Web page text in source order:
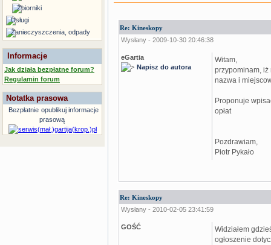
Zbiorniki
Usługi
Zanieczyszczenia, odpady
Informacje
Jak działa bezpłatne forum?
Regulamin forum
Notatka prasowa
Bezpłatnie opublikuj informacje
prasową
Re: Kineskopy
Wysłany - 2009-10-30 20:46:38
eGartia
Napisz do autora
Witam,
przypominam,
nazwa i
Proponuje
opłat
Pozdrawiam,
Piotr Pykało
Re: Kineskopy
Wysłany - 2010-02-05 23:41:59
GOŚĆ
Widziałem
ogłoszenie